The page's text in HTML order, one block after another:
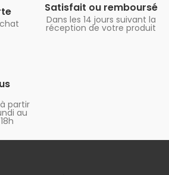
Satisfait ou remboursé
Dans les 14 jours suivant la
réception de votre produit
partir
au